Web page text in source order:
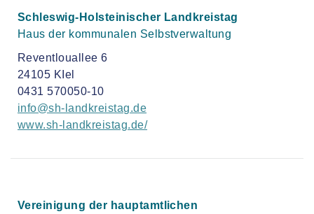
Schleswig-Holsteinischer Landkreistag
Haus der kommunalen Selbstverwaltung
Reventlouallee 6
24105 KIel
0431 570050-10
info@sh-landkreistag.de
www.sh-landkreistag.de/
Vereinigung der hauptamtlichen